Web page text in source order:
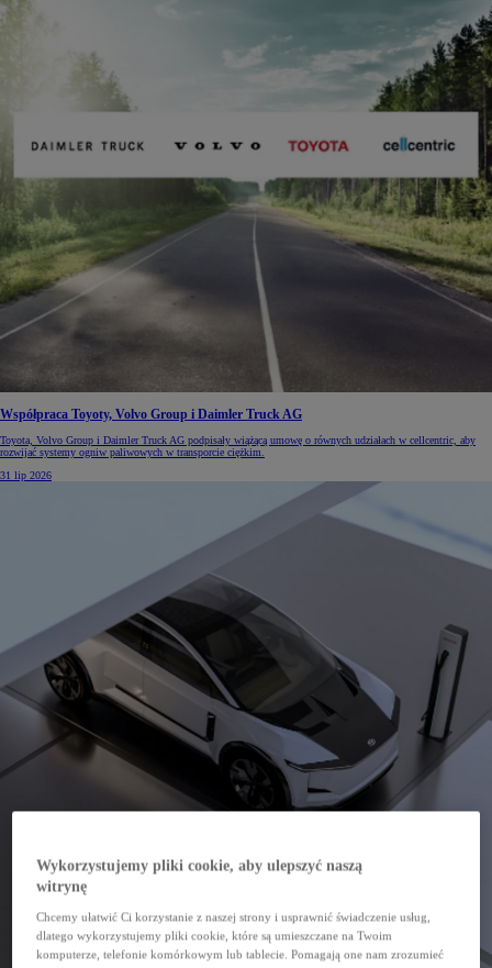
Współpraca Toyoty, Volvo Group i Daimler Truck AG
Toyota, Volvo Group i Daimler Truck AG podpisały wiążącą umowę o równych udziałach w cellcentric, aby
rozwijać systemy ogniw paliwowych w transporcie ciężkim.
31 lip 2026
Wykorzystujemy pliki cookie, aby ulepszyć naszą
witrynę
Chcemy ułatwić Ci korzystanie z naszej strony i usprawnić świadczenie usług,
dlatego wykorzystujemy pliki cookie, które są umieszczane na Twoim
komputerze, telefonie komórkowym lub tablecie. Pomagają one nam zrozumieć